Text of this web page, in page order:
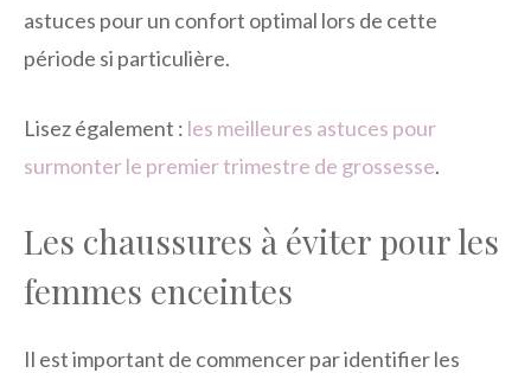
astuces pour un confort optimal lors de cette
période si particulière.
Lisez également : les meilleures astuces pour
surmonter le premier trimestre de grossesse.
Les chaussures à éviter pour les
femmes enceintes
Il est important de commencer par identifier les